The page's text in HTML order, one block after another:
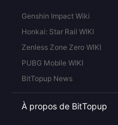
Genshin Impact Wiki
Honkai: Star Rail WIKI
Zenless Zone Zero WIKI
PUBG Mobile WIKI
BitTopup News
À propos de BitTopup